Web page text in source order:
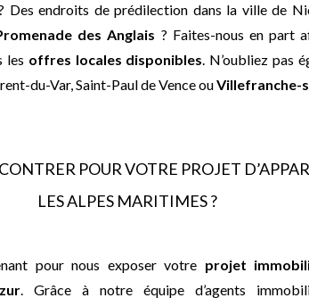
Des endroits de prédilection dans la ville de
des Anglais ? Faites-nous en part
les offres locales disponibles. N’oubliez pas
du-Var, Saint-Paul de Vence ouVillefranche-
POUR VOTRE PROJET
LES ALPES MARITIMES ?
pour nous exposer votre projet
. Grâce à notre équipe d’agents